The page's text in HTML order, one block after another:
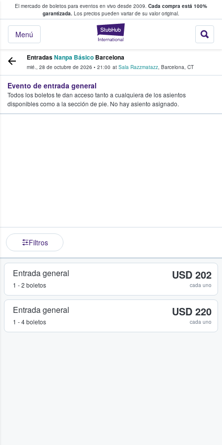
El mercado de boletos para eventos en vivo desde 2009. Cada compra está 100%
garantizada. Los precios pueden variar de su valor original.
StubHub: donde
Menú
fans compran y venden boletos
EntradasNanpa Básico Barcelona
mié., 28 de octubre de 2026 • 21:00 at Sala Razzmatazz, Barcelona, CT
Evento de entrada general
Todos los boletos te dan acceso tanto a cualquiera de los asientos
disponibles como a la sección de pie. No hay asiento asignado.
Filtros
Entrada general
1 - 2 boletos
USD 202
cada uno
Entrada general
1 - 4 boletos
USD 220
cada uno